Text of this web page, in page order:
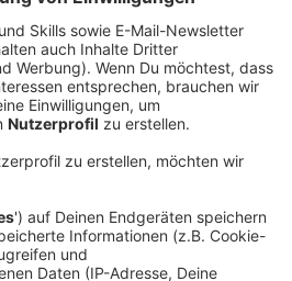
Crimmitschau. Die Sachsen
Mal nach Düsseldorf, im
6:4-Heimsieg für die DEG.
überträgt live